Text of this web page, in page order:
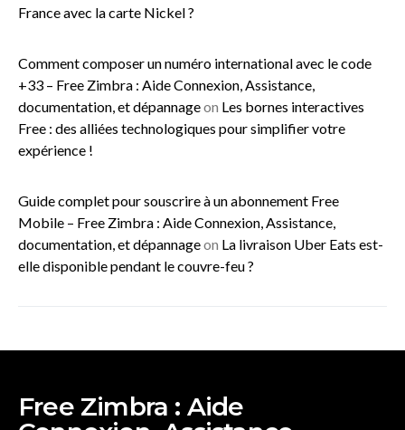
France avec la carte Nickel ?
Comment composer un numéro international avec le code
+33 – Free Zimbra : Aide Connexion, Assistance,
documentation, et dépannageon Les bornes interactives
Free : des alliées technologiques pour simplifier votre
expérience !
Guide complet pour souscrire à un abonnement Free
Mobile – Free Zimbra : Aide Connexion, Assistance,
documentation, et dépannageon La livraison Uber Eats est-
elle disponible pendant le couvre-feu ?
Free Zimbra : Aide